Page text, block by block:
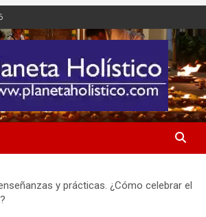
terapias alternativas holísticas, cursos,
y prácticas. ¿Cómo celebrar el